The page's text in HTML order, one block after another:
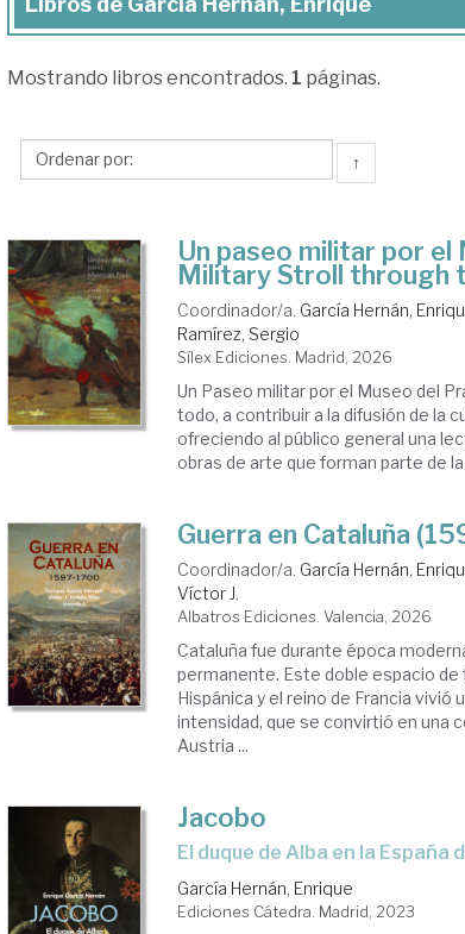
Libros
García
Enrique
Mostrando libros encontrados. 1 páginas.
↑
Un paseo militar por el
Military Stroll through
Coordinador/a. García Hernán,
Ramírez, Sergio
Sílex Ediciones. Madrid, 2026
Un Paseo militar por el Museo del
todo, a contribuir a la difusión de la
ofreciendo al público general una
obras de arte que forman parte de
Guerra en Cataluña
Coordinador/a. García Hernán,
Víctor J.
Albatros Ediciones. Valencia, 2026
Cataluña fue durante época
permanente. Este doble espacio
Hispánica y el reino de Francia
intensidad, que se convirtió en una
Austria ...
Jacobo
el duque de Alba en la España
García Hernán, Enrique
Ediciones Cátedra. Madrid, 2023